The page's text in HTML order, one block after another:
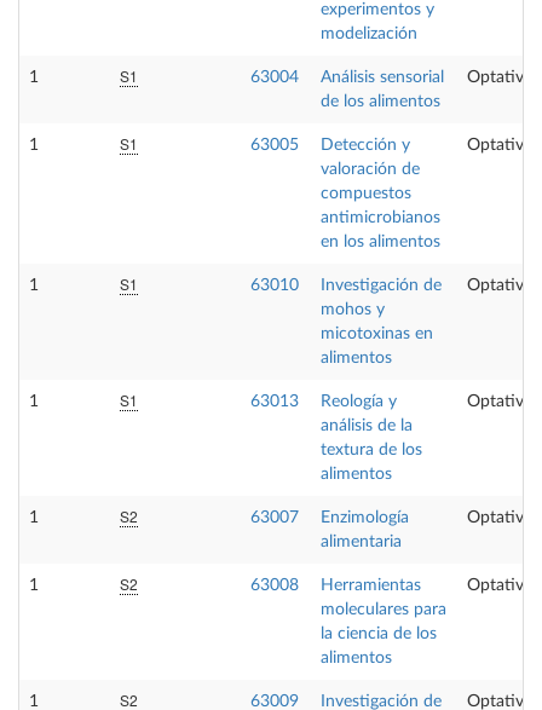
experimentos y
modelización
1 S1 63004
Análisis sensorial
de los alimentos
Optativa
1 S1 63005
Detección y
valoración de
compuestos
antimicrobianos
en los alimentos
Optativa
1 S1 63010
Investigación de
mohos y
micotoxinas en
alimentos
Optativa
1 S1 63013
Reología y
análisis de la
textura de los
alimentos
Optativa
1 S2 63007
Enzimología
alimentaria
Optativa
1 S2 63008
Herramientas
moleculares para
la ciencia de los
alimentos
Optativa
1 S2 63009 Investigación de Optativa